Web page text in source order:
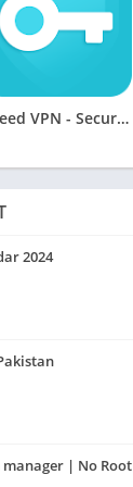
Speed VPN - Secure VPN Proxy
2024
manager | No Root